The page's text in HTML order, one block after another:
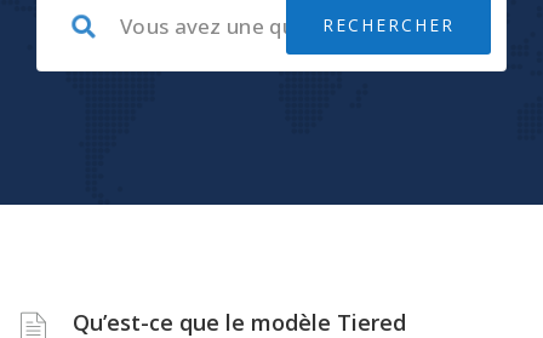
Qu’est-ce que le modèle Tiered